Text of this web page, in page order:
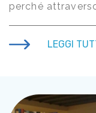
perché
LEGGI